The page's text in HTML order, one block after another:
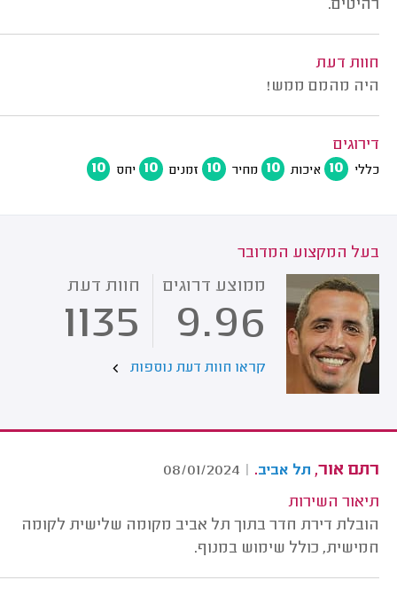
רהיטים.
חוות דעת
היה מהמם ממש!
דירוגים
כללי 10 איכות 10 מחיר 10 זמנים 10 יחס 10
בעל המקצוע המדובר
ממוצע דרוגים
9.96
חוות דעת
1135
קראו חוות דעת נוספות
רתם אור, תל אביב.
|
08/01/2024
תיאור השירות
הובלת דירת חדר בתוך תל אביב מקומה שלישית לקומה
חמישית, כולל שימוש במנוף.